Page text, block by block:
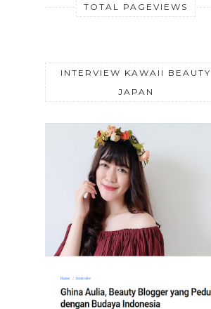
TOTAL PAGEVIEWS
INTERVIEW KAWAII BEAUTY
JAPAN